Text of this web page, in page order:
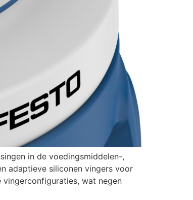
in de voedingsmiddelen-,
adaptieve siliconen vingers voor
wat negen